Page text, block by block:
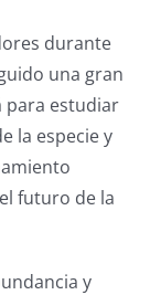
durante
una gran
para estudiar
la especie y
futuro de la
y